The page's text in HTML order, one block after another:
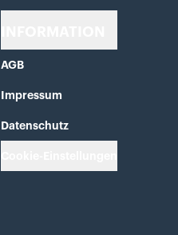
AGB
Impressum
Datenschutz